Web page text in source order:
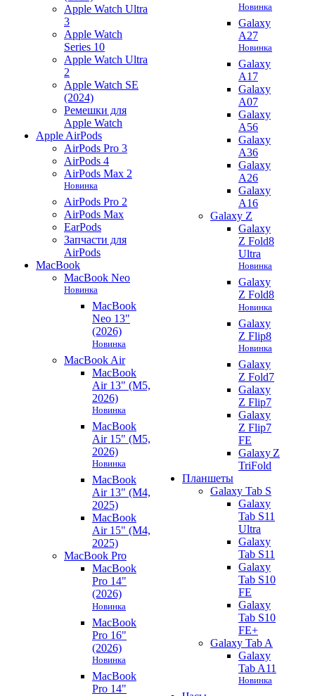
Apple Watch Ultra
3
Apple Watch
Series 10
Apple Watch Ultra
2
Apple Watch SE
(2024)
Ремешки для
Apple Watch
Apple AirPods
AirPods Pro 3
AirPods 4
AirPods Max 2
Новинка
AirPods Pro 2
AirPods Max
EarPods
Запчасти для
AirPods
MacBook
MacBook Neo
Новинка
MacBook
Neo 13"
(2026)
Новинка
MacBook Air
MacBook
Air 13" (M5,
2026)
Новинка
MacBook
Air 15" (M5,
2026)
Новинка
MacBook
Air 13" (M4,
2025)
MacBook
Air 15" (M4,
2025)
MacBook Pro
MacBook
Pro 14"
(2026)
Новинка
MacBook
Pro 16"
(2026)
Новинка
MacBook
Pro 14"
Новинка
Galaxy
A27
Новинка
Galaxy
A17
Galaxy
A07
Galaxy
A56
Galaxy
A36
Galaxy
A26
Galaxy
A16
Galaxy Z
Galaxy
Z Fold8
Ultra
Новинка
Galaxy
Z Fold8
Новинка
Galaxy
Z Flip8
Новинка
Galaxy
Z Fold7
Galaxy
Z Flip7
Galaxy
Z Flip7
FE
Galaxy Z
TriFold
Планшеты
Galaxy Tab S
Galaxy
Tab S11
Ultra
Galaxy
Tab S11
Galaxy
Tab S10
FE
Galaxy
Tab S10
FE+
Galaxy Tab A
Galaxy
Tab A11
Новинка